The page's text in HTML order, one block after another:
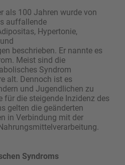
als 100 Jahren wurde von
auffallende
Hypertonie,
beschrieben. Er nannte es
Meist sind die
Syndrom
alt. Dennoch ist es
und Jugendlichen zu
für die steigende Inzidenz des
gelten die geänderten
in Verbindung mit der
Syndroms